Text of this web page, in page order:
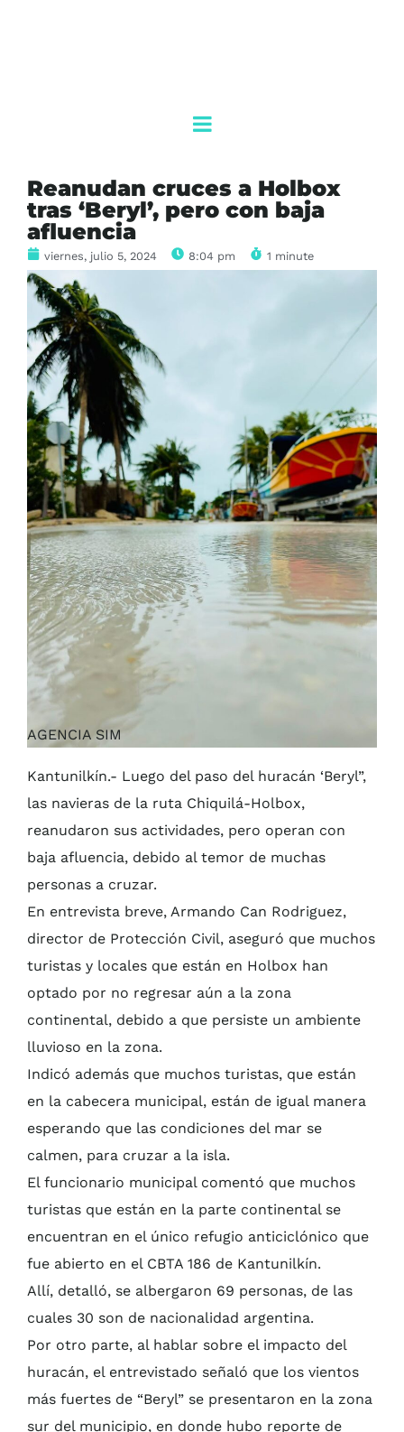
Reanudan cruces a Holbox
tras ‘Beryl’, pero con baja
afluencia
viernes, julio 5, 2024 8:04 pm 1 minute
AGENCIA SIM
Kantunilkín.- Luego del paso del huracán ‘Beryl”,
las navieras de la ruta Chiquilá-Holbox,
reanudaron sus actividades, pero operan con
baja afluencia, debido al temor de muchas
personas a cruzar.
En entrevista breve, Armando Can Rodriguez,
director de Protección Civil, aseguró que muchos
turistas y locales que están en Holbox han
optado por no regresar aún a la zona
continental, debido a que persiste un ambiente
lluvioso en la zona.
Indicó además que muchos turistas, que están
en la cabecera municipal, están de igual manera
esperando que las condiciones del mar se
calmen, para cruzar a la isla.
El funcionario municipal comentó que muchos
turistas que están en la parte continental se
encuentran en el único refugio anticiclónico que
fue abierto en el CBTA 186 de Kantunilkín.
Allí, detalló, se albergaron 69 personas, de las
cuales 30 son de nacionalidad argentina.
Por otro parte, al hablar sobre el impacto del
huracán, el entrevistado señaló que los vientos
más fuertes de “Beryl” se presentaron en la zona
sur del municipio, en donde hubo reporte de